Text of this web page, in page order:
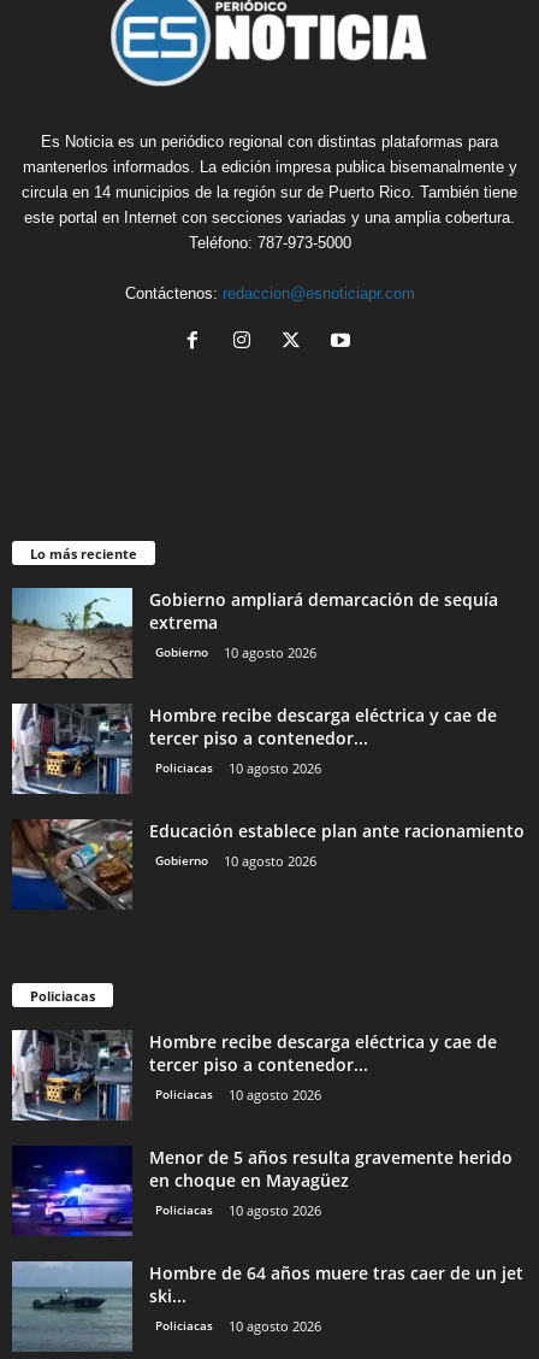
Es Noticia es un periódico regional con distintas plataformas para
mantenerlos informados. La edición impresa publica bisemanalmente y
circula en 14 municipios de la región sur de Puerto Rico. También tiene
este portal en Internet con secciones variadas y una amplia cobertura.
Teléfono: 787-973-5000
Contáctenos: redaccion@esnoticiapr.com
Lo más reciente
Gobierno ampliará demarcación de sequía
extrema
Gobierno 10 agosto 2026
Hombre recibe descarga eléctrica y cae de
tercer piso a contenedor...
Policiacas 10 agosto 2026
Educación establece plan ante racionamiento
Gobierno 10 agosto 2026
Policiacas
Hombre recibe descarga eléctrica y cae de
tercer piso a contenedor...
Policiacas 10 agosto 2026
Menor de 5 años resulta gravemente herido
en choque en Mayagüez
Policiacas 10 agosto 2026
Hombre de 64 años muere tras caer de un jet
ski...
Policiacas 10 agosto 2026